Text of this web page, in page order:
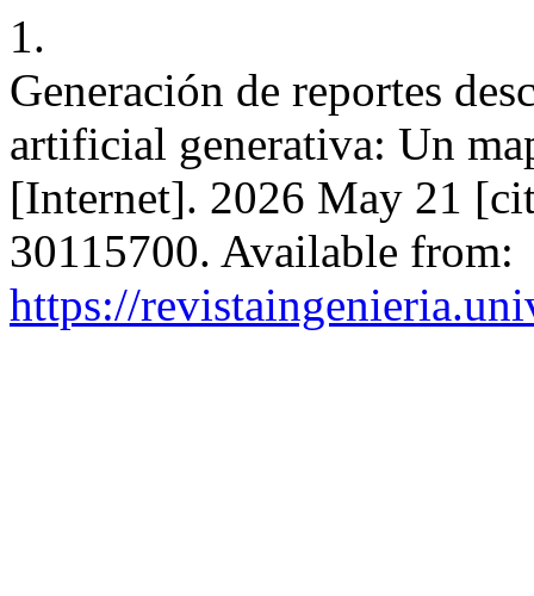
1.
Generación de reportes
artificial generativa: Un
[Internet]. 2026 May 21
30115700. Available from:
https://